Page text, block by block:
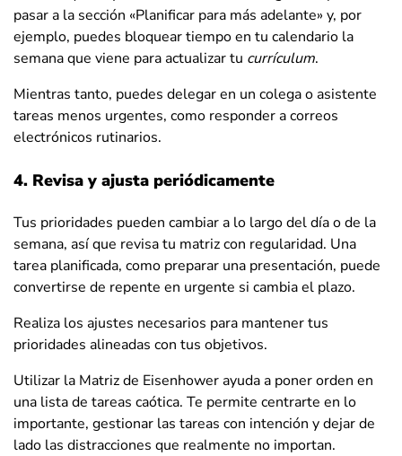
pasar a la sección «Planificar para más adelante» y, por
ejemplo, puedes bloquear tiempo en tu calendario la
semana que viene para actualizar tu currículum.
Mientras tanto, puedes delegar en un colega o asistente
tareas menos urgentes, como responder a correos
electrónicos rutinarios.
4. Revisa y ajusta periódicamente
Tus prioridades pueden cambiar a lo largo del día o de la
semana, así que revisa tu matriz con regularidad. Una
tarea planificada, como preparar una presentación, puede
convertirse de repente en urgente si cambia el plazo.
Realiza los ajustes necesarios para mantener tus
prioridades alineadas con tus objetivos.
Utilizar la Matriz de Eisenhower ayuda a poner orden en
una lista de tareas caótica. Te permite centrarte en lo
importante, gestionar las tareas con intención y dejar de
lado las distracciones que realmente no importan.